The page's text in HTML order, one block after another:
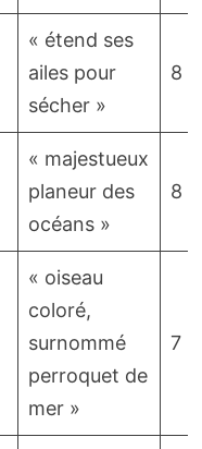
« étend ses
ailes pour
sécher »
8
« majestueux
planeur des
océans »
8
« oiseau
coloré,
surnommé
perroquet de
mer »
7